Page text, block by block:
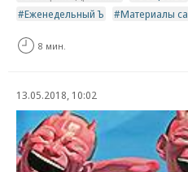
Еженедельный Ъ
Материалы
8 мин.
13.05.2018, 10:02